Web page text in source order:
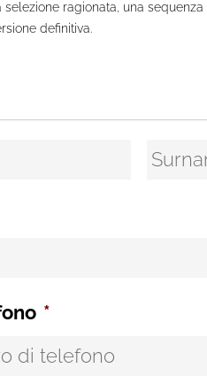
selezione ragionata, una
definitiva.
*